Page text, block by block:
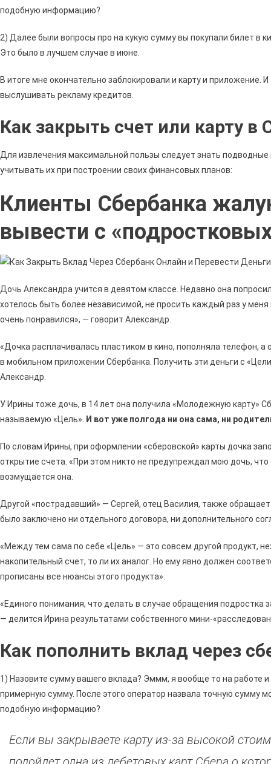
подобную информацию?
2) Далее были вопросы про на кукую сумму вы покупали билет в
Это было в лучшем случае в июне.
В итоге мне окончательно заблокировали и карту и приложение.
выслушивать рекламу кредитов.
Как закрыть счет или карту в
Для извлечения максимальной пользы следует знать
учитывать их при построении своих финансовых планов:
Клиенты Сбербанка
вывести с
Дочь Александра учится в девятом классе. Недавно она
хотелось быть более независимой, не просить каждый раз у
очень понравился», — говорит Александр.
«Дочка расплачивалась пластиком в кино, пополняла телефон,
в мобильном приложении Сбербанка. Получить эти деньги с
Александр.
У Ирины тоже дочь, в 14 лет она получила «Молодежную карту»
называемую «Цель». И вот уже полгода ни она сама, ни
По словам Ирины, при оформлении «сберовской» карты дочка
открытие счета. «При этом никто не предупреждал мою дочь,
возмущается она.
Другой «пострадавший» — Сергей, отец Василия, также
было заключено ни отдельного договора, ни дополнительного
«Между тем сама по себе «Цель» — это совсем другой продукт,
накопительный счет, то ли их аналог. Но ему явно должен
прописаны все нюансы этого продукта».
«Единого понимания, что делать в случае обращения подростка
— делится Ирина результатами собственного мини-
Как пополнить вклад через
1) Назовите сумму вашего вклада? Эммм, я вообще то на работе
примерную сумму. После этого оператор назвала точную сумму
подобную информацию?
Если вы закрываете карту из-за высокой